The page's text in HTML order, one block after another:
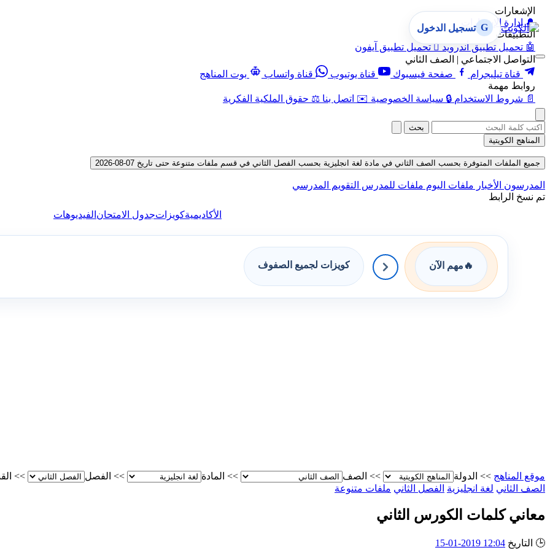
الإشعارات
🔔 إدارة الإشعارات
التطبيقات
🤖 تحميل تطبيق أندرويد  تحميل تطبيق آيفون
التواصل الاجتماعي | الصف الثاني
قناة تيليجرام
صفحة فيسبوك قناة يوتيوب قناة واتساب
بوت المناهج
روابط مهمة
📄 شروط الاستخدام 🔒 سياسة الخصوصية ✉️ اتصل بنا ⚖️ حقوق الملكية الفكرية
G تسجيل الدخول
بحث
المناهج الكويتية
جميع الملفات المتوفرة بحسب الصف الثاني في مادة لغة انجليزية بحسب الفصل الثاني في قسم ملفات متنوعة حتى تاريخ 07-08-2026
المدرسون الأخبار ملفات اليوم ملفات للمدرس التقويم المدرسي
تم نسخ الرابط
الأكاديميةكويزاتجدول الامتحان الفيديوهات
🔥 مهم الآن كويزات لجميع الصفوف
موقع المناهج >> الدولة >> الصف >> المادة >> الفصل >>
الصف الثاني لغة انجليزية الفصل الثاني ملفات متنوعة
معاني كلمات الكورس الثاني
🕒 التاريخ 12:04 2019-01-15